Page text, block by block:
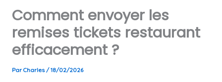
Comment envoyer les
remises tickets restaurant
efficacement ?
Par Charles/18/02/2026